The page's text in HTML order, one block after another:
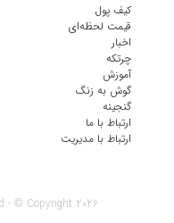
کیف پول
قیمت لحظه‌ای
اخبار
چرتکه
آموزش
گوش به زنگ
گنجینه
ارتباط با ما
ارتباط با مدیریت
- © Copyright 2026